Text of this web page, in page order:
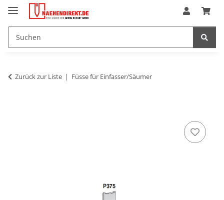
Zurück zur Liste Füsse für Einfasser/Säumer